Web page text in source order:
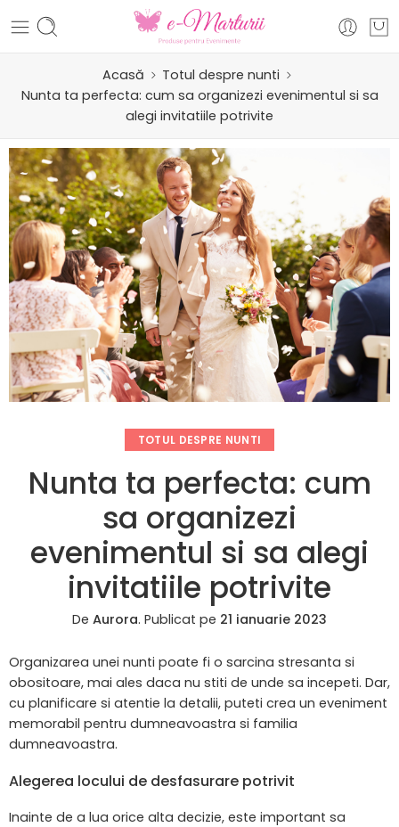
Acasă
Totul despre nunti
Nunta ta perfecta: cum sa organizezi evenimentul si sa
alegi invitatiile potrivite
TOTUL DESPRE NUNTI
Nunta ta perfecta: cum
sa organizezi
evenimentul si sa alegi
invitatiile potrivite
De Aurora. Publicat pe 21 ianuarie 2023
Organizarea unei nunti poate fi o sarcina stresanta si
obositoare, mai ales daca nu stiti de unde sa incepeti. Dar,
cu planificare si atentie la detalii, puteti crea un eveniment
memorabil pentru dumneavoastra si familia
dumneavoastra.
Alegerea locului de desfasurare potrivit
Inainte de a lua orice alta decizie, este important sa